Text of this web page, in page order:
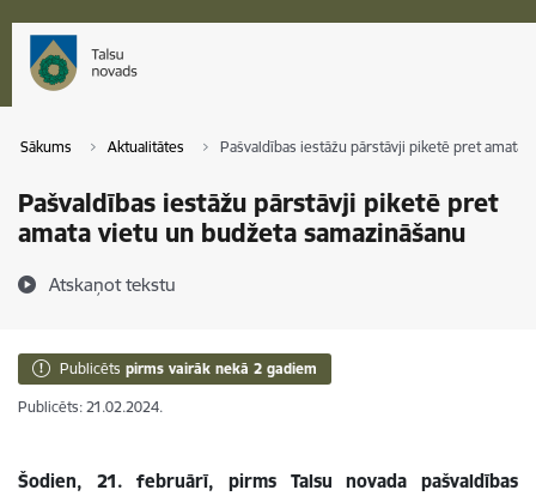
Sākums Aktualitātes Pašvaldības iestāžu pārstāvji piketē pret amata
Pašvaldības iestāžu pārstāvji piketē pret
amata vietu un budžeta samazināšanu
Atskaņot tekstu
Publicēts pirms vairāk nekā 2 gadiem
Publicēts: 21.02.2024.
Šodien, 21. februārī, pirms Talsu novada pašvaldības